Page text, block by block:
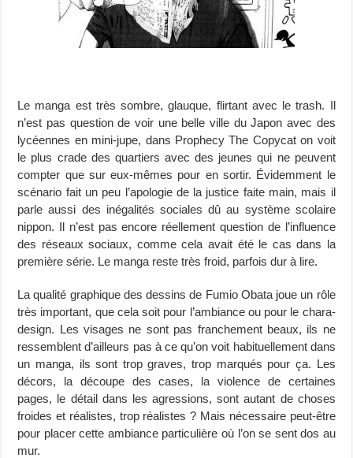
Le manga est très sombre, glauque, flirtant avec le trash. Il
n’est pas question de voir une belle ville du Japon avec des
lycéennes en mini-jupe, dans Prophecy The Copycat on voit
le plus crade des quartiers avec des jeunes qui ne peuvent
compter que sur eux-mêmes pour en sortir. Évidemment le
scénario fait un peu l’apologie de la justice faite main, mais il
parle aussi des inégalités sociales dû au système scolaire
nippon. Il n’est pas encore réellement question de l’influence
des réseaux sociaux, comme cela avait été le cas dans la
première série. Le manga reste très froid, parfois dur à lire.
La qualité graphique des dessins de Fumio Obata joue un rôle
très important, que cela soit pour l’ambiance ou pour le chara-
design. Les visages ne sont pas franchement beaux, ils ne
ressemblent d’ailleurs pas à ce qu’on voit habituellement dans
un manga, ils sont trop graves, trop marqués pour ça. Les
décors, la découpe des cases, la violence de certaines
pages, le détail dans les agressions, sont autant de choses
froides et réalistes, trop réalistes ? Mais nécessaire peut-être
pour placer cette ambiance particulière où l’on se sent dos au
mur.